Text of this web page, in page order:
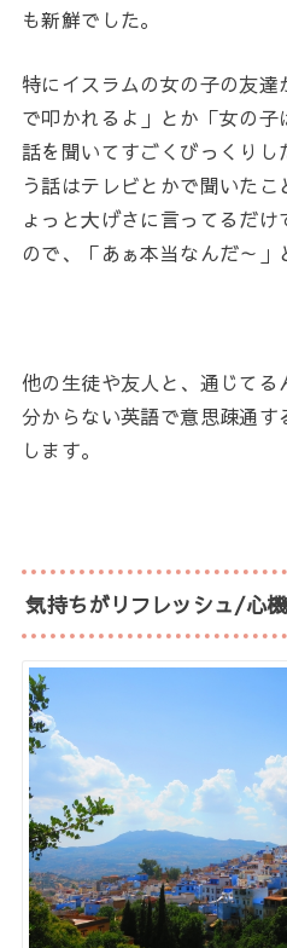
も新鮮でした。
特にイスラムの女の子の友
で叩かれるよ」とか「女の
話を聞いてすごくびっくり
う話はテレビとかで聞いた
ょっと大げさに言ってるだ
ので、「あぁ本当なんだ～
他の生徒や友人と、通じて
分からない英語で意思疎通す
します。
気持ちがリフレッシュ/心